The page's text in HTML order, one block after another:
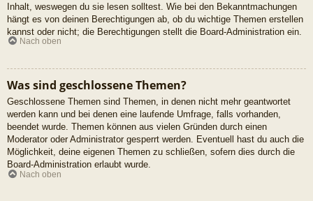
Inhalt, weswegen du sie lesen solltest. Wie bei den Bekanntmachungen
hängt es von deinen Berechtigungen ab, ob du wichtige Themen erstellen
kannst oder nicht; die Berechtigungen stellt die Board-Administration ein.
Nach oben
Was sind geschlossene Themen?
Geschlossene Themen sind Themen, in denen nicht mehr geantwortet
werden kann und bei denen eine laufende Umfrage, falls vorhanden,
beendet wurde. Themen können aus vielen Gründen durch einen
Moderator oder Administrator gesperrt werden. Eventuell hast du auch die
Möglichkeit, deine eigenen Themen zu schließen, sofern dies durch die
Board-Administration erlaubt wurde.
Nach oben